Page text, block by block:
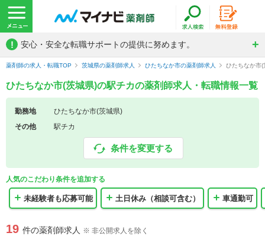
! 安心・安全な転職サポートの提供に努めます。
薬剤師の求人・転職TOP 茨城県の薬剤師求人 ひたちなか市の薬剤師求人 ひたちなか市(
ひたちなか市(茨城県)の駅チカの薬剤師求人・転職情報一覧
勤務地
ひたちなか市(茨城県)
その他
駅チカ
条件を変更する
人気のこだわり条件を追加する
未経験者も応募可能 土日休み（相談可含む） 車通勤可
19 件の薬剤師求人 ※ 非公開求人を除く